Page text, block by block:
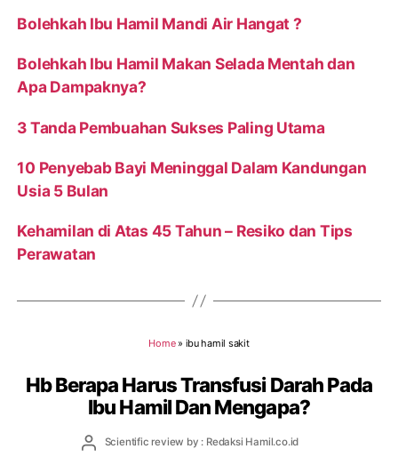
Bolehkah Ibu Hamil Mandi Air Hangat ?
Bolehkah Ibu Hamil Makan Selada Mentah dan
Apa Dampaknya?
3 Tanda Pembuahan Sukses Paling Utama
10 Penyebab Bayi Meninggal Dalam Kandungan
Usia 5 Bulan
Kehamilan di Atas 45 Tahun – Resiko dan Tips
Perawatan
Home» ibu hamil sakit
Hb Berapa Harus Transfusi Darah Pada
Ibu Hamil Dan Mengapa?
PostScientific review by : Redaksi Hamil.co.id